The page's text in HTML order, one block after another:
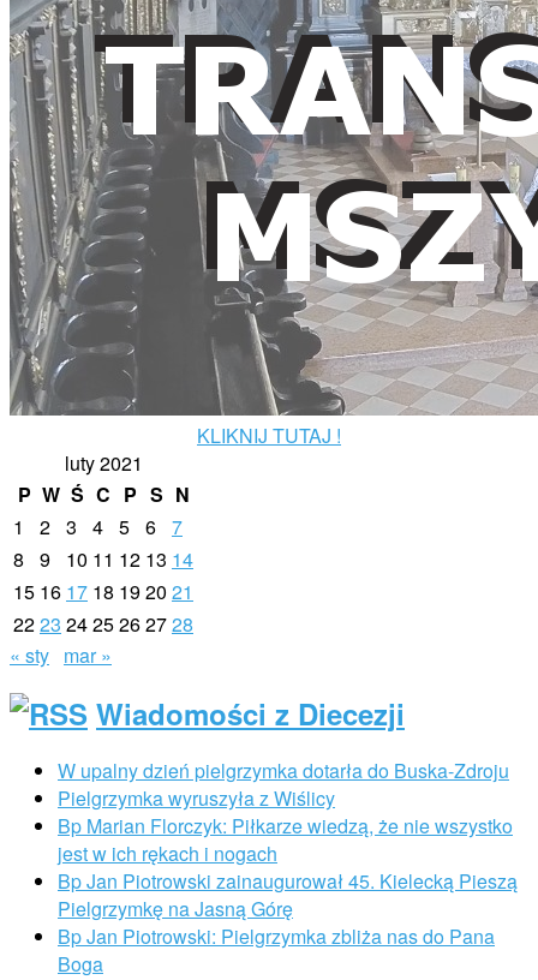
KLIKNIJ TUTAJ !
luty 2021
P W Ś C P S N
1
2 3 4 5 6 7
8
9 10 11 12 13 14
15 16 17 18 1920 21
2223 2425262728
« sty mar »
Wiadomości z Diecezji
W upalny dzień pielgrzymka dotarła do Buska-Zdroju
Pielgrzymka wyruszyła z Wiślicy
Bp Marian Florczyk: Piłkarze wiedzą, że nie wszystko
jest w ich rękach i nogach
Bp Jan Piotrowski zainaugurował 45. Kielecką Pieszą
Pielgrzymkę na Jasną Górę
Bp Jan Piotrowski: Pielgrzymka zbliża nas do Pana
Boga